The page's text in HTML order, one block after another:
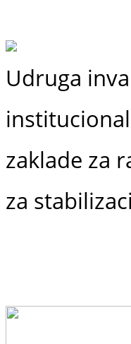
Udruga
zaklade za
za